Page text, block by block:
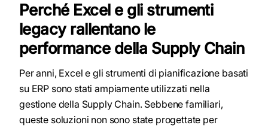
Perché Excel e gli strumenti
legacy rallentano le
performance della Supply Chain
Per anni, Excel e gli strumenti di pianificazione basati
su ERP sono stati ampiamente utilizzati nella
gestione della Supply Chain. Sebbene familiari,
queste soluzioni non sono state progettate per